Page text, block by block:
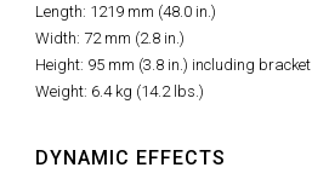
Length: 1219 mm (48.0 in.)
Width: 72 mm (2.8 in.)
Height: 95 mm (3.8 in.) including bracket
Weight: 6.4 kg (14.2 lbs.)
DYNAMIC EFFECTS